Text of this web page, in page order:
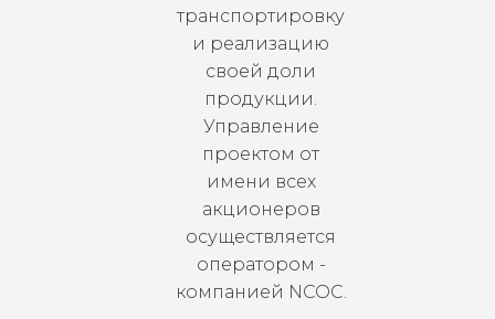
транспортировку
и реализацию
своей доли
продукции.
Управление
проектом от
имени всех
акционеров
осуществляется
оператором -
компанией NCOC.